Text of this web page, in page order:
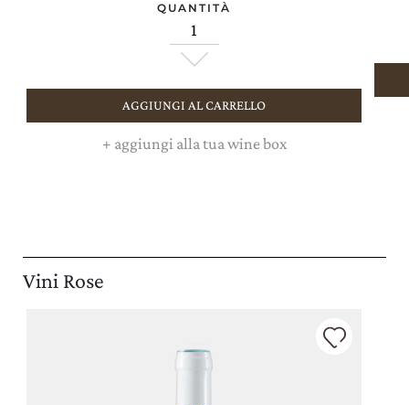
QUANTITÀ
AGGIUNGI AL CARRELLO
+ aggiungi alla tua wine box
Vini Rose